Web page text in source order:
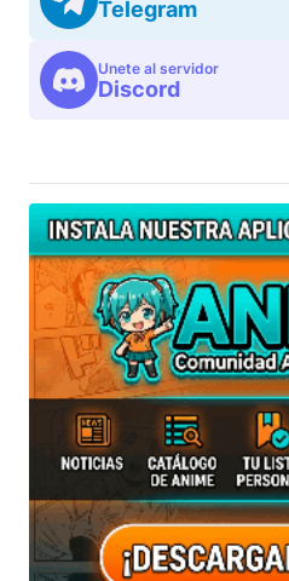
Telegram
Unete al servidor
Discord